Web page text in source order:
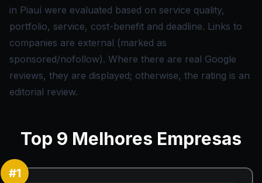
in Piauí were evaluated based on service quality,
portfolio, service, cost-benefit and deadline. Links to
companies are external (marked as
sponsored/nofollow). Where there are real Google
reviews, they are displayed; otherwise, the rating is an
editorial review.
Top 9 Melhores Empresas
#1